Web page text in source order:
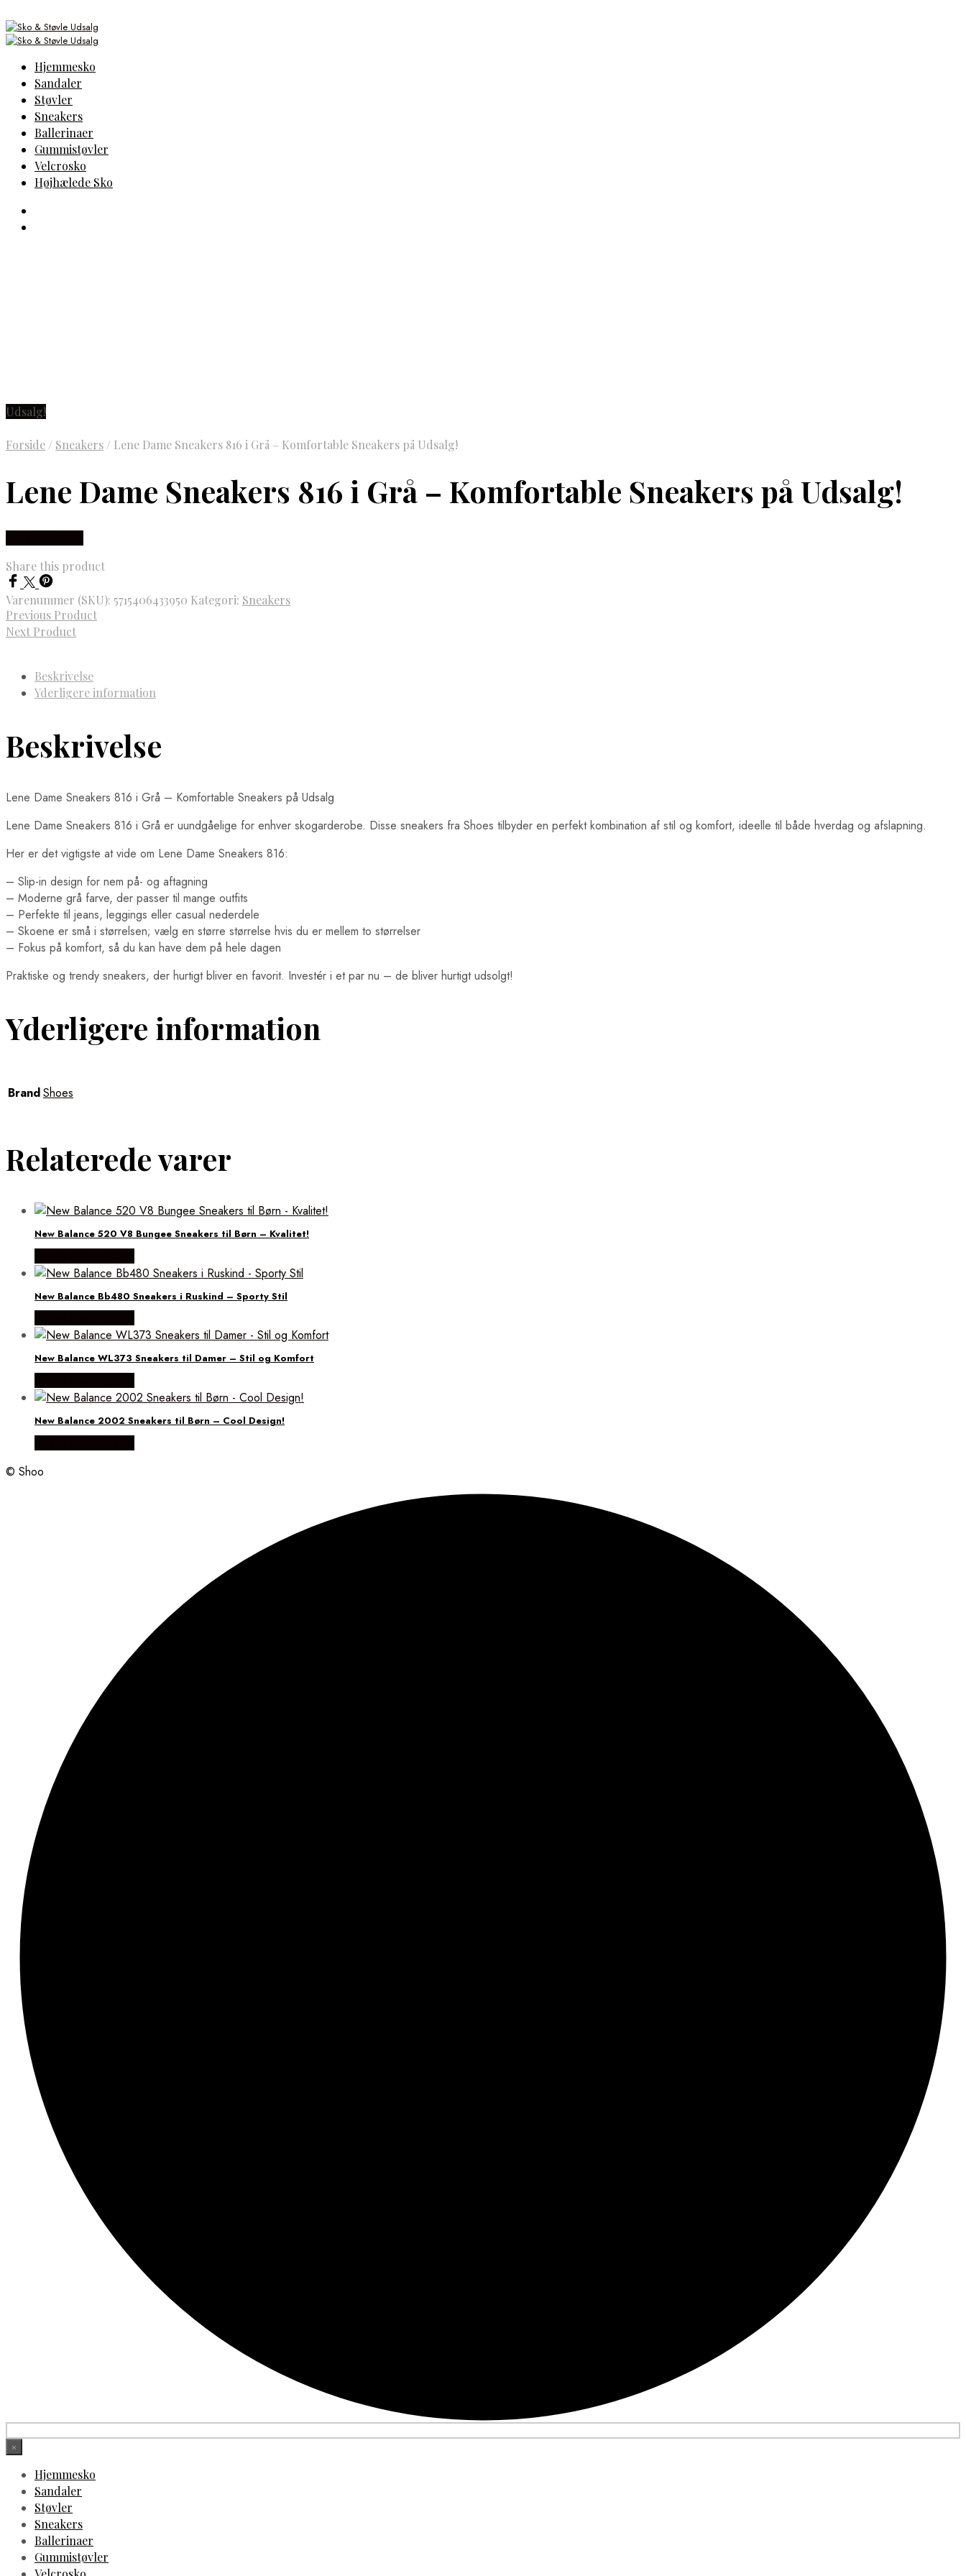
Hjemmesko
Sandaler
Støvler
Sneakers
Ballerinaer
Gummistøvler
Velcrosko
Højhælede Sko
Udsalg!
Forside / Sneakers / Lene Dame Sneakers 816 i Grå – Komfortable Sneakers på Udsalg!
Lene Dame Sneakers 816 i Grå – Komfortable Sneakers på Udsalg!
Share this product
Varenummer (SKU): 5715406433950 Kategori: Sneakers
Previous Product
Next Product
Beskrivelse
Yderligere information
Beskrivelse
Lene Dame Sneakers 816 i Grå – Komfortable Sneakers på Udsalg
Lene Dame Sneakers 816 i Grå er uundgåelige for enhver skogarderobe. Disse sneakers fra Shoes tilbyder en perfekt kombination af stil og komfort, ideelle til både hverdag og afslapning.
Her er det vigtigste at vide om Lene Dame Sneakers 816:
– Slip-in design for nem på- og aftagning
– Moderne grå farve, der passer til mange outfits
– Perfekte til jeans, leggings eller casual nederdele
– Skoene er små i størrelsen; vælg en større størrelse hvis du er mellem to størrelser
– Fokus på komfort, så du kan have dem på hele dagen
Praktiske og trendy sneakers, der hurtigt bliver en favorit. Investér i et par nu – de bliver hurtigt udsolgt!
Yderligere information
BrandShoes
Relaterede varer
New Balance 520 V8 Bungee Sneakers til Børn – Kvalitet!
New Balance Bb480 Sneakers i Ruskind – Sporty Stil
New Balance WL373 Sneakers til Damer – Stil og Komfort
New Balance 2002 Sneakers til Børn – Cool Design!
© Shoo
×
Hjemmesko
Sandaler
Støvler
Sneakers
Ballerinaer
Gummistøvler